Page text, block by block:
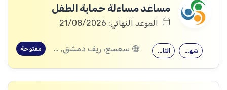
مساعد مساءلة حماية الطفل
الموعد النهائي: 21/08/2026
الثانوية العامة شهادة جامعية سعسع، ريف دمشق, قدسيا، ريف دمشق, قطنا، ريف دمشق, مضايا، ريف دمشق, الديماس، ريف دمشق, سرغايا، ريف دمشق, بيت جن، ريف دمشق, عين الفيجة، ريف دمشق مفتوحة